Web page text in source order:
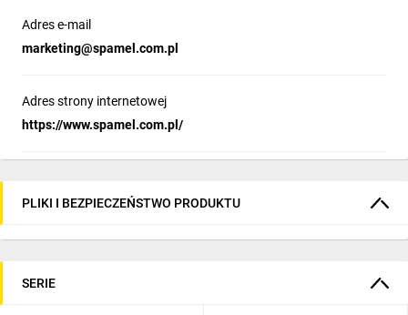
Adres e-mail
marketing@spamel.com.pl
Adres strony internetowej
https://www.spamel.com.pl/
PLIKI I BEZPIECZEŃSTWO PRODUKTU
SERIE